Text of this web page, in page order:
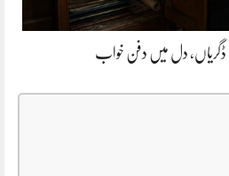
ڈگریاں، دل میں دفن خواب